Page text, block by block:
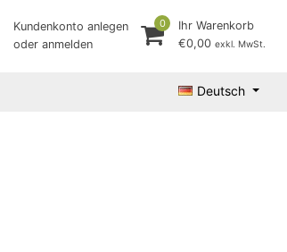
Kundenkonto anlegen
oder anmelden
0
Ihr Warenkorb
€0,00 exkl. MwSt.
Deutsch